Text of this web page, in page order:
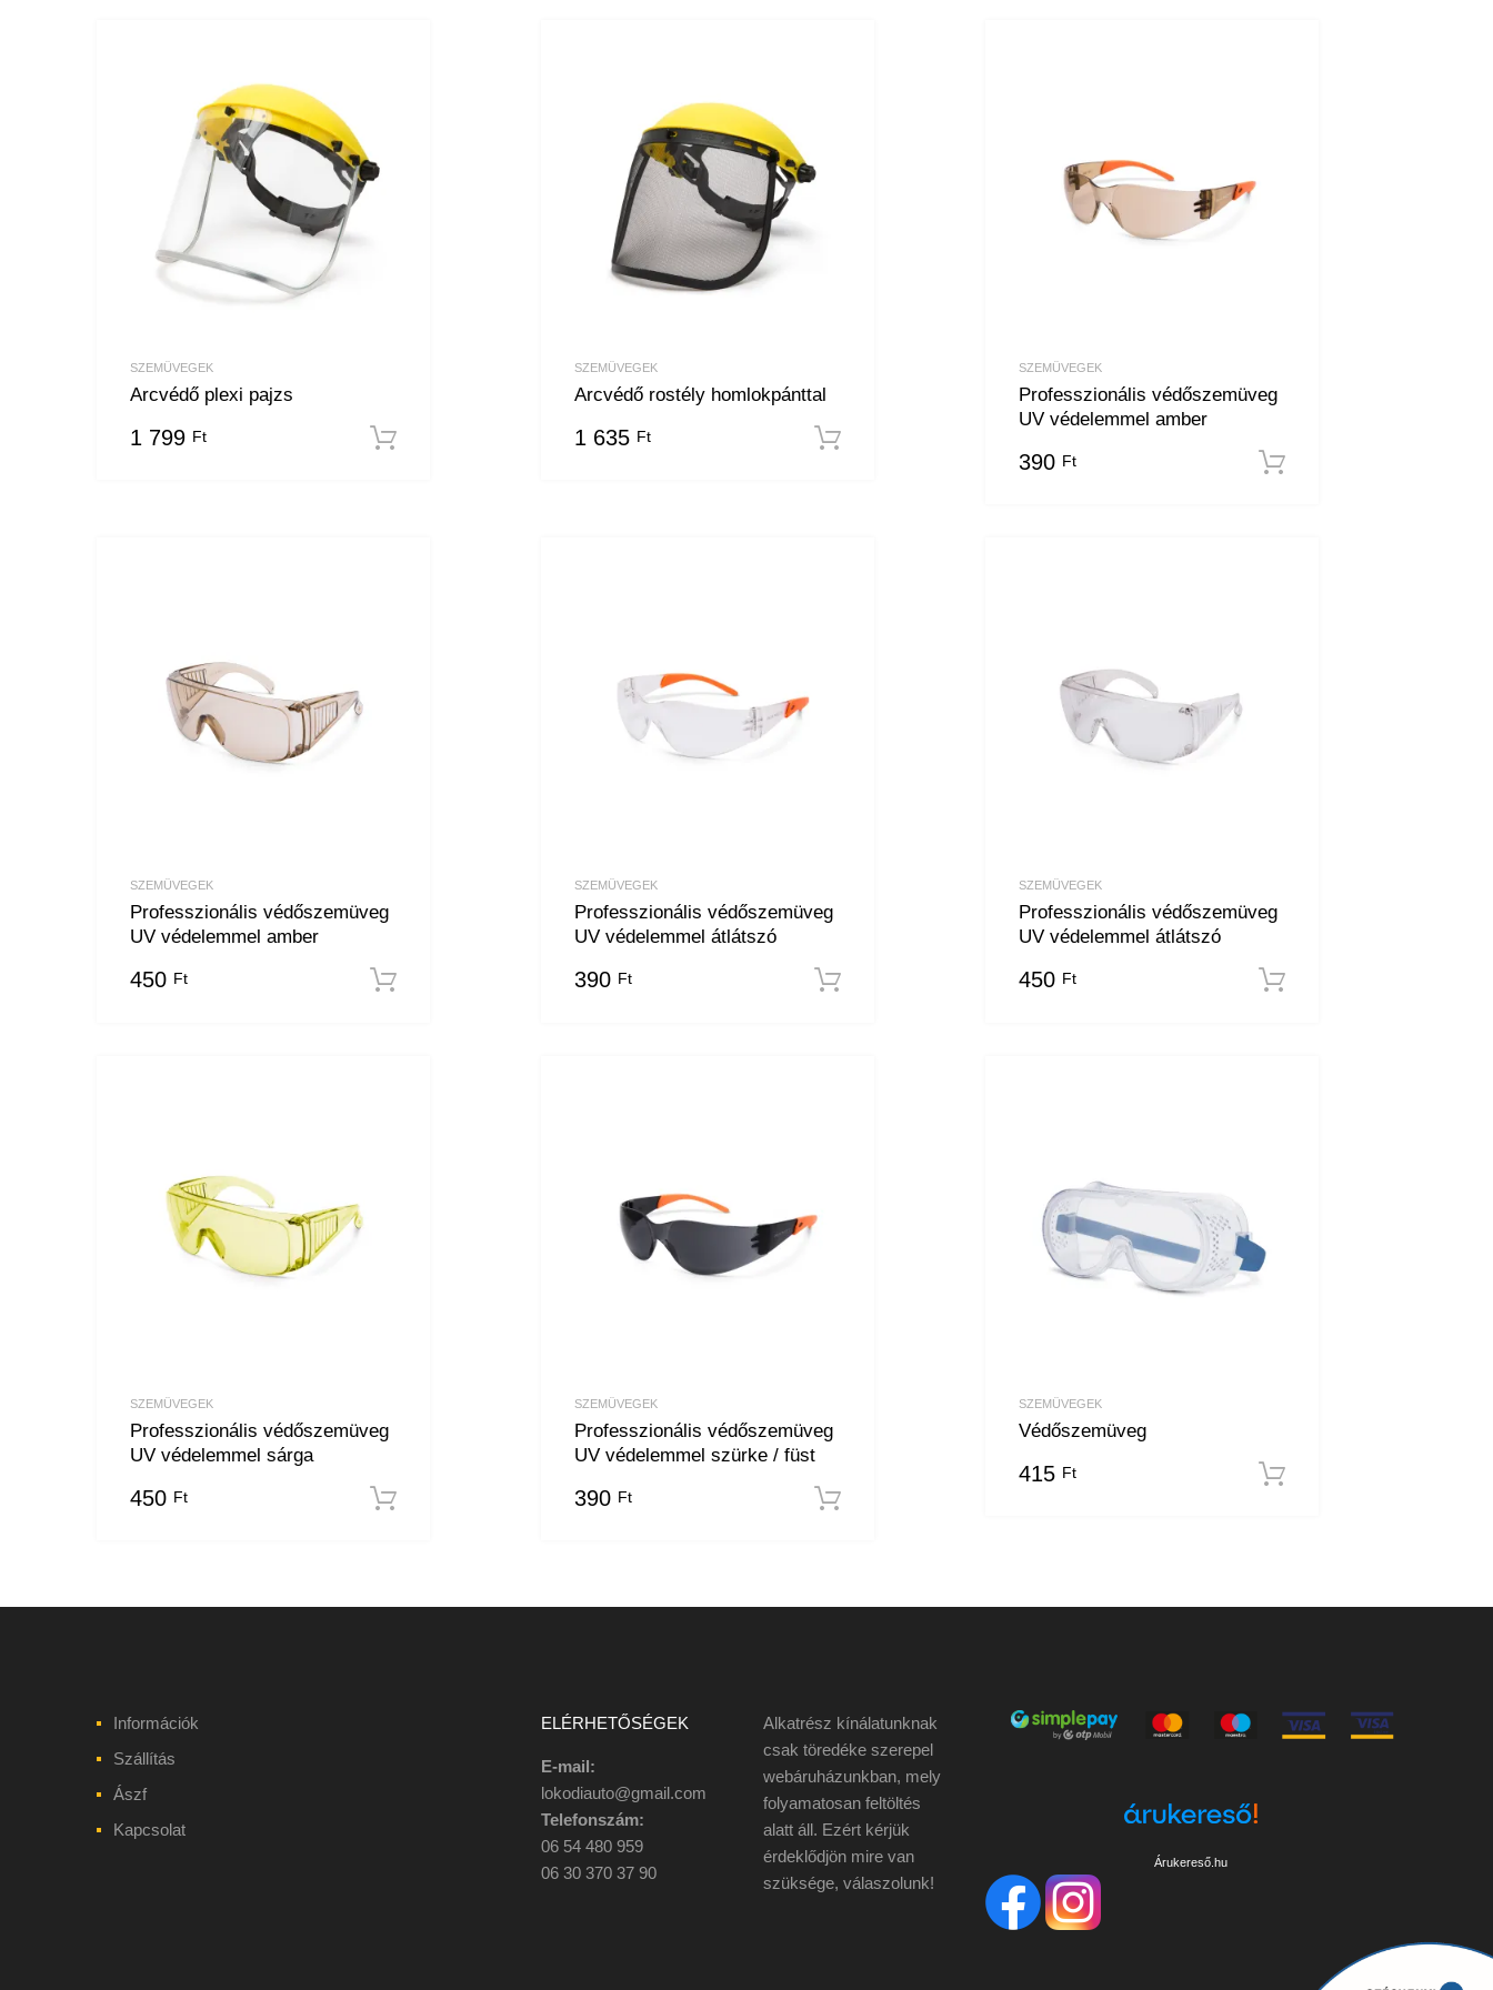
SZEMÜVEGEK
Arcvédő plexi pajzs
1 799 Ft
SZEMÜVEGEK
Arcvédő rostély homlokpánttal
1 635 Ft
SZEMÜVEGEK
Professzionális védőszemüveg
UV védelemmel amber
390 Ft
SZEMÜVEGEK
Professzionális védőszemüveg
UV védelemmel amber
450 Ft
SZEMÜVEGEK
Professzionális védőszemüveg
UV védelemmel átlátszó
390 Ft
SZEMÜVEGEK
Professzionális védőszemüveg
UV védelemmel átlátszó
450 Ft
SZEMÜVEGEK
Professzionális védőszemüveg
UV védelemmel sárga
450 Ft
SZEMÜVEGEK
Professzionális védőszemüveg
UV védelemmel szürke / füst
390 Ft
SZEMÜVEGEK
Védőszemüveg
415 Ft
Információk
Szállítás
Ászf
Kapcsolat
ELÉRHETŐSÉGEK
E-mail:
lokodiauto@gmail.com
Telefonszám:
06 54 480 959
06 30 370 37 90
Alkatrész kínálatunknak
csak töredéke szerepel
webáruházunkban, mely
folyamatosan feltöltés
alatt áll. Ezért kérjük
érdeklődjön mire van
szüksége, válaszolunk!
Árukereső.hu